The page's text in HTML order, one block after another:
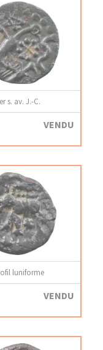
s. av. J.-C.
VENDU
luniforme
VENDU